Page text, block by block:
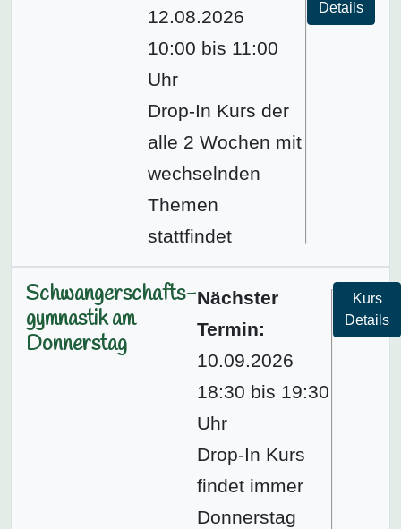
12.08.2026
10:00 bis 11:00
Uhr
Drop-In Kurs der
alle 2 Wochen mit
wechselnden
Themen
stattfindet
Details
Schwangerschafts­
gymnastik am
Donnerstag
Nächster
Termin:
10.09.2026
18:30 bis 19:30
Uhr
Drop-In Kurs
findet immer
Donnerstag
Kurs
Details